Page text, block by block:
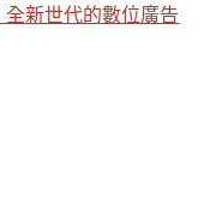
新世代的數位廣告